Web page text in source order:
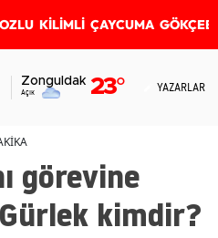
KİLİMLİ ÇAYCUMA
Zonguldak
Açık 23° YAZARLAR
görevine
kimdir?